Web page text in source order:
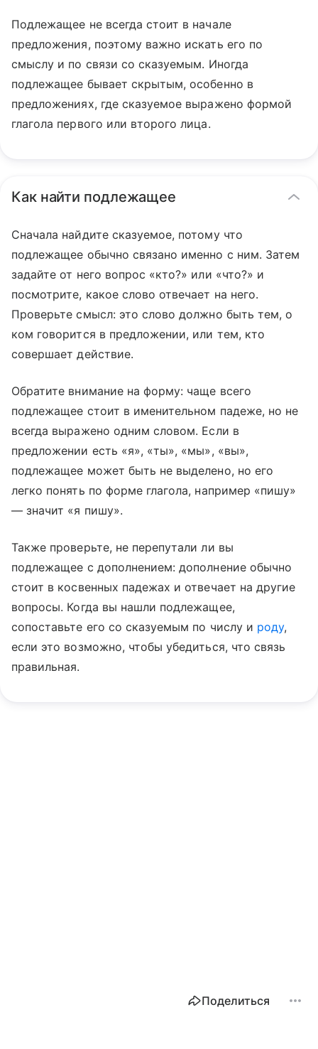
Подлежащее не всегда стоит в начале
предложения, поэтому важно искать его по
смыслу и по связи со сказуемым. Иногда
подлежащее бывает скрытым, особенно в
предложениях, где сказуемое выражено формой
глагола первого или второго лица.
Как найти подлежащее
Сначала найдите сказуемое, потому что
подлежащее обычно связано именно с ним. Затем
задайте от него вопрос «кто?» или «что?» и
посмотрите, какое слово отвечает на него.
Проверьте смысл: это слово должно быть тем, о
ком говорится в предложении, или тем, кто
совершает действие.
Обратите внимание на форму: чаще всего
подлежащее стоит в именительном падеже, но не
всегда выражено одним словом. Если в
предложении есть «я», «ты», «мы», «вы»,
подлежащее может быть не выделено, но его
легко понять по форме глагола, например «пишу»
— значит «я пишу».
Также проверьте, не перепутали ли вы
подлежащее с дополнением: дополнение обычно
стоит в косвенных падежах и отвечает на другие
вопросы. Когда вы нашли подлежащее,
сопоставьте его со сказуемым по числу и роду,
если это возможно, чтобы убедиться, что связь
правильная.
Поделиться